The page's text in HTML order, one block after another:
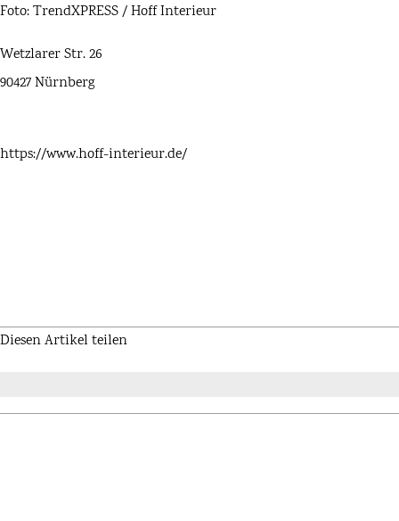
Foto: TrendXPRESS / Hoff Interieur
Wetzlarer Str. 26
90427 Nürnberg
https://www.hoff-interieur.de/
Diesen Artikel teilen